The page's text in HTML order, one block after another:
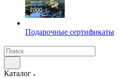
Подарочные сертификаты
Каталог